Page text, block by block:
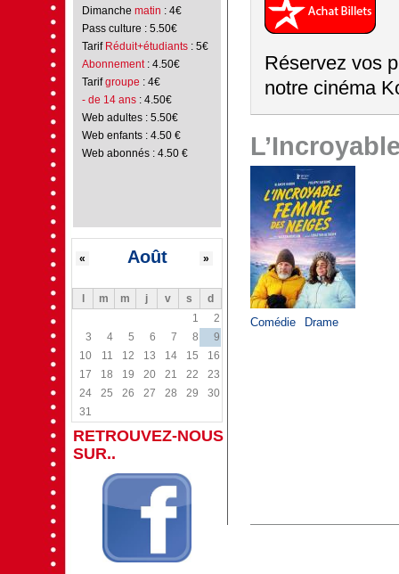
Dimanche matin : 4€
Pass culture : 5.50€
Tarif Réduit+étudiants : 5€
Abonnement: 4.50€
Tarifgroupe : 4€
- de 14 ans: 4.50€
Web adultes : 5.50€
Web enfants : 4.50 €
Web abonnés : 4.50 €
Août
« »
m m j v s
d
1
2
3
4 5 6 7 8
9
10
11 12 13 14 15
16
17
18 19 20 21 22
23
24
25 26 27 28 29
30
31
RETROUVEZ-NOUS
SUR..
Réservez vos
notre cinéma
Comédie Drame